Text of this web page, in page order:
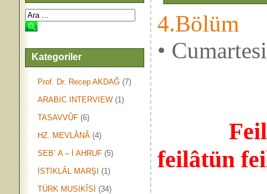
Kategoriler
Prof. Dr. Recep AKDAĞ (7)
ARABIC INTERVIEW (1)
TASAVVÛF (6)
HZ. MEVLÂNÂ (4)
SEB` A – İ AHRUF (5)
İSTİKLÂL MARŞI (1)
TÜRK MUSIKÎSİ (34)
4.Bölüm
•
feilâtün